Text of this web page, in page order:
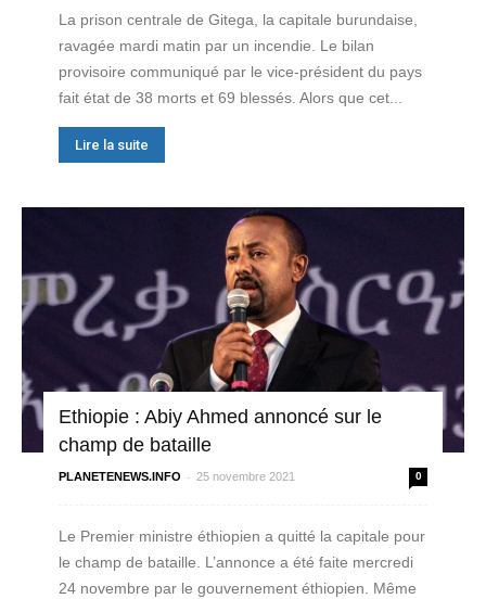
La prison centrale de Gitega, la capitale burundaise,
ravagée mardi matin par un incendie. Le bilan
provisoire communiqué par le vice-président du pays
fait état de 38 morts et 69 blessés. Alors que cet...
Lire la suite
Ethiopie : Abiy Ahmed annoncé sur le
champ de bataille
PLANETENEWS.INFO - 25 novembre 2021 0
Le Premier ministre éthiopien a quitté la capitale pour
le champ de bataille. L’annonce a été faite mercredi
24 novembre par le gouvernement éthiopien. Même